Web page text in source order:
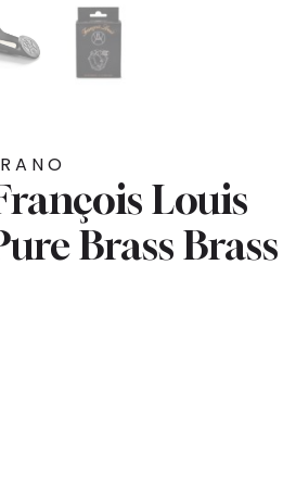
Louis
Brass Brass